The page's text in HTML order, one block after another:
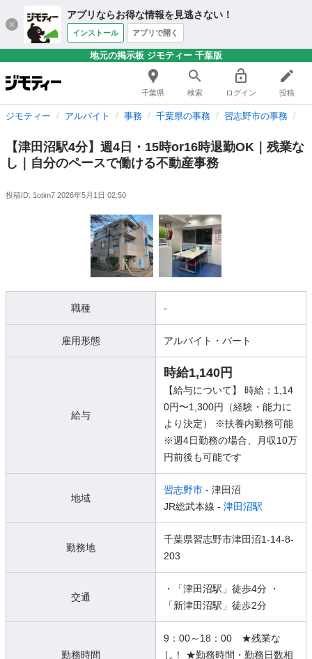
アプリならお得な情報を見逃さない！
インストール アプリで開く
地元の掲示板 ジモティー 千葉版
千葉県 検索 ログイン 投稿
ジモティー アルバイト 事務 千葉県の事務 習志野市の事務
【津田沼駅4分】週4日・15時or16時退勤OK｜残業な
し｜自分のペースで働ける不動産事務
投稿ID: 1otim7 2026年5月1日 02:50
職種 -
雇用形態 アルバイト・パート
給与
時給1,140円
【給与について】 時給：1,14
0円〜1,300円（経験・能力に
より決定） ※扶養内勤務可能
※週4日勤務の場合、月収10万
円前後も可能です
地域
習志野市 - 津田沼
JR総武本線 - 津田沼駅
勤務地
千葉県習志野市津田沼1-14-8-
203
交通
・「津田沼駅」徒歩4分 ・
「新津田沼駅」徒歩2分
勤務時間
9：00～18：00 ★残業な
し！ ★勤務時間・勤務日数相